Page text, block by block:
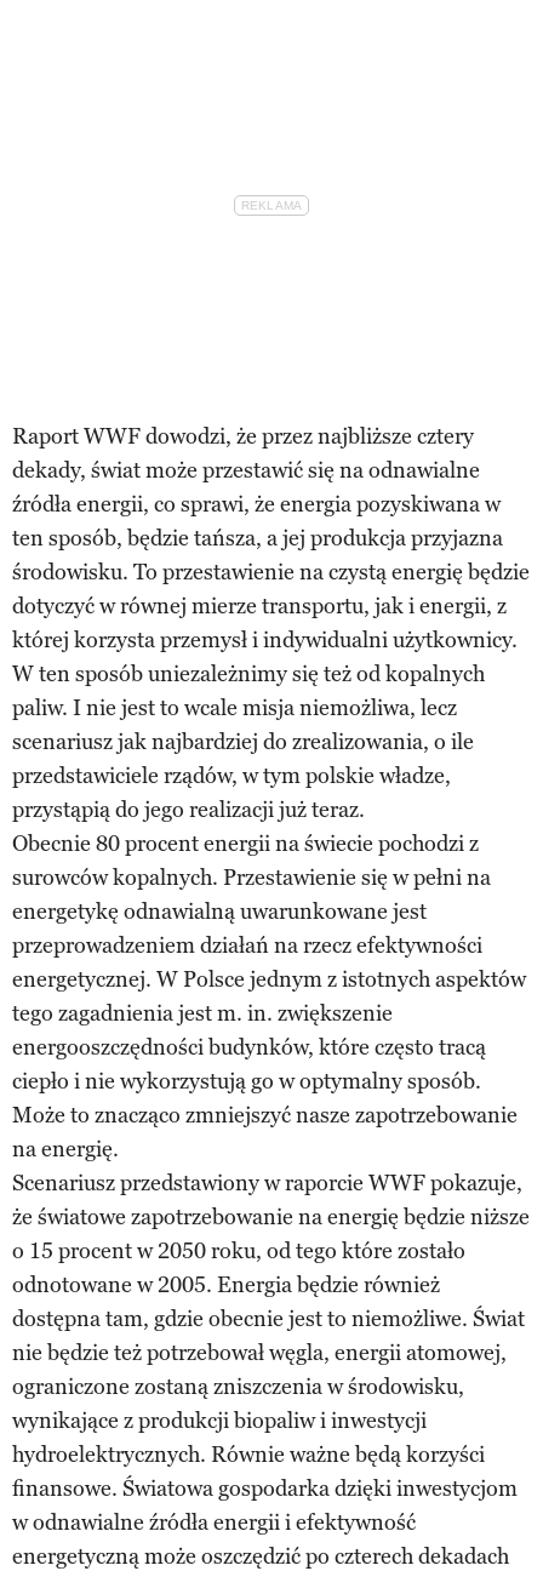
Raport WWF dowodzi, że przez najbliższe cztery
dekady, świat może przestawić się na odnawialne
źródła energii, co sprawi, że energia pozyskiwana w
ten sposób, będzie tańsza, a jej produkcja przyjazna
środowisku. To przestawienie na czystą energię będzie
dotyczyć w równej mierze transportu, jak i energii, z
której korzysta przemysł i indywidualni użytkownicy.
W ten sposób uniezależnimy się też od kopalnych
paliw. I nie jest to wcale misja niemożliwa, lecz
scenariusz jak najbardziej do zrealizowania, o ile
przedstawiciele rządów, w tym polskie władze,
przystąpią do jego realizacji już teraz.
Obecnie 80 procent energii na świecie pochodzi z
surowców kopalnych. Przestawienie się w pełni na
energetykę odnawialną uwarunkowane jest
przeprowadzeniem działań na rzecz efektywności
energetycznej. W Polsce jednym z istotnych aspektów
tego zagadnienia jest m. in. zwiększenie
energooszczędności budynków, które często tracą
ciepło i nie wykorzystują go w optymalny sposób.
Może to znacząco zmniejszyć nasze zapotrzebowanie
na energię.
Scenariusz przedstawiony w raporcie WWF pokazuje,
że światowe zapotrzebowanie na energię będzie niższe
o 15 procent w 2050 roku, od tego które zostało
odnotowane w 2005. Energia będzie również
dostępna tam, gdzie obecnie jest to niemożliwe. Świat
nie będzie też potrzebował węgla, energii atomowej,
ograniczone zostaną zniszczenia w środowisku,
wynikające z produkcji biopaliw i inwestycji
hydroelektrycznych. Równie ważne będą korzyści
finansowe. Światowa gospodarka dzięki inwestycjom
w odnawialne źródła energii i efektywność
energetyczną może oszczędzić po czterech dekadach